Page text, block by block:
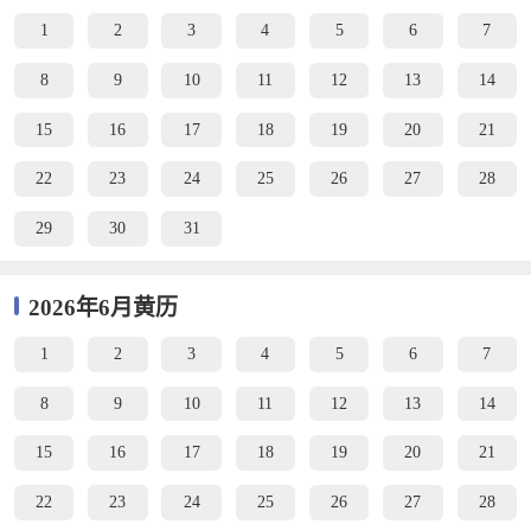
1 2 3 4 5 6 7
8 9 10 11 12 13 14
15 16 17 18 19 20 21
22 23 24 25 26 27 28
29 30 31
2026年6月黄历
1 2 3 4 5 6 7
8 9 10 11 12 13 14
15 16 17 18 19 20 21
22 23 24 25 26 27 28